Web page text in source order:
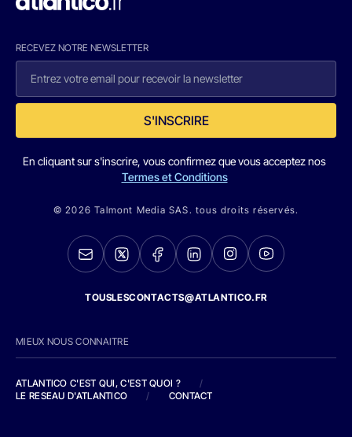
RECEVEZ NOTRE NEWSLETTER
S'INSCRIRE
En cliquant sur s'inscrire, vous confirmez que vous acceptez nos
Termes et Conditions
© 2026 Talmont Media SAS. tous droits réservés.
TOUSLESCONTACTS@ATLANTICO.FR
MIEUX NOUS CONNAITRE
ATLANTICO C'EST QUI, C'EST QUOI ?
/
LE RESEAU D'ATLANTICO
/ CONTACT